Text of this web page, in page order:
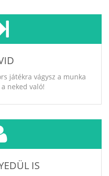
játékra vágysz a munka
neked való!
IS